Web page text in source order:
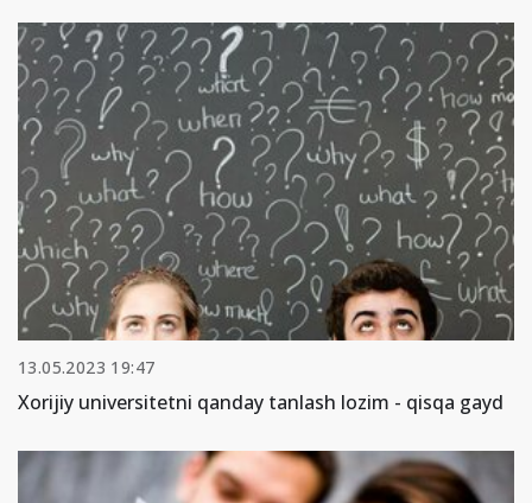
13.05.2023 19:47
Xorijiy universitetni qanday tanlash lozim - qisqa gayd